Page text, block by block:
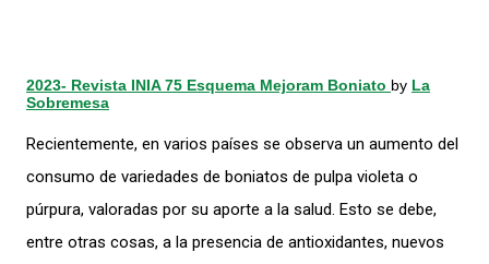
2023- Revista INIA 75 Esquema Mejoram Boniato by La
Sobremesa
Recientemente, en varios países se observa un aumento del
consumo de variedades de boniatos de pulpa violeta o
púrpura, valoradas por su aporte a la salud. Esto se debe,
entre otras cosas, a la presencia de antioxidantes, nuevos